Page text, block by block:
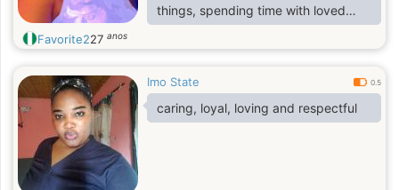
things, spending time with loved
ones, and building a positive future.
I believe that trust, communication,
strong relationship. I am looking for
someone who is genuine,
supportive, and ready to grow
Favorite227 anos
Imo State 0.5
caring, loyal, loving and respectful